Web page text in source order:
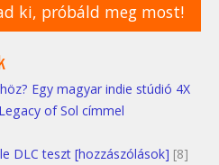
ki, próbáld meg most!
Egy magyar indie stúdió 4X
of Sol címmel
DLC teszt [hozzászólások] [8]